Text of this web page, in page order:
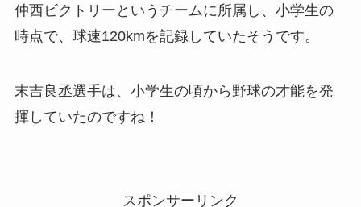
仲西ビクトリーというチームに所属し、小学生の
時点で、球速120kmを記録していたそうです。
末吉良丞選手は、小学生の頃から野球の才能を発
揮していたのですね！
スポンサーリンク